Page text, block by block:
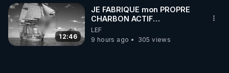
12:46
JE FABRIQUE mon PROPRE
CHARBON ACTIF
GRATUITEMENT pour
Purifier mon EAU
LEF
9 hours ago
305 views